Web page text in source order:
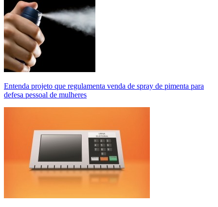
Entenda projeto que regulamenta venda de spray de pimenta para
defesa pessoal de mulheres